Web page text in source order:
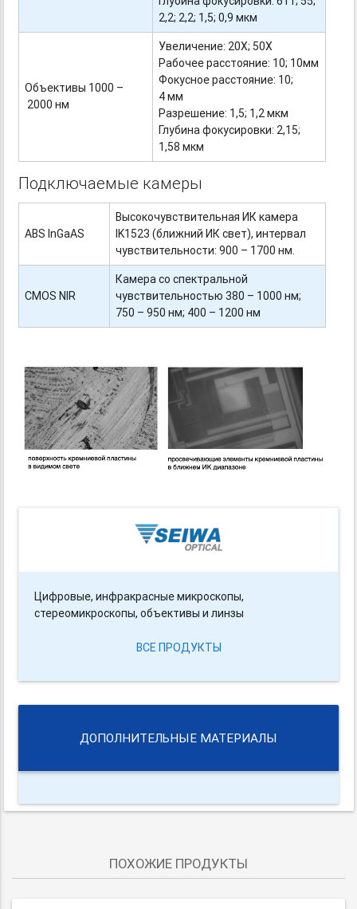
2,2; 2,2; 1,5; 0,9 мкм
Объективы 1000 –
2000 нм
Увеличение: 20Х; 50Х
Рабочее расстояние: 10; 10мм
Фокусное расстояние: 10;
4 мм
Разрешение: 1,5; 1,2 мкм
Глубина фокусировки: 2,15;
1,58 мкм
Подключаемые камеры
ABS InGaAS
Высокочувствительная ИК камера
IK1523 (ближний ИК свет), интервал
чувствительности: 900 – 1700 нм.
CMOS NIR
Камера со спектральной
чувствительностью 380 – 1000 нм;
750 – 950 нм; 400 – 1200 нм
Цифровые, инфракрасные микроскопы,
стереомикроскопы, объективы и линзы
ВСЕ ПРОДУКТЫ
ДОПОЛНИТЕЛЬНЫЕ МАТЕРИАЛЫ
ПОХОЖИЕ ПРОДУКТЫ